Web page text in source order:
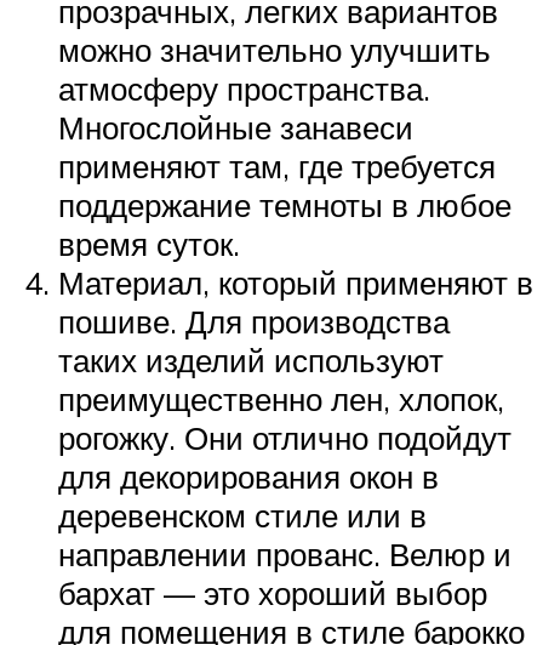
прозрачных, легких вариантов
можно значительно улучшить
атмосферу пространства.
Многослойные занавеси
применяют там, где требуется
поддержание темноты в любое
время суток.
Материал, который применяют в
пошиве. Для производства
таких изделий используют
преимущественно лен, хлопок,
рогожку. Они отлично подойдут
для декорирования окон в
деревенском стиле или в
направлении прованс. Велюр и
бархат — это хороший выбор
для помещения в стиле барокко